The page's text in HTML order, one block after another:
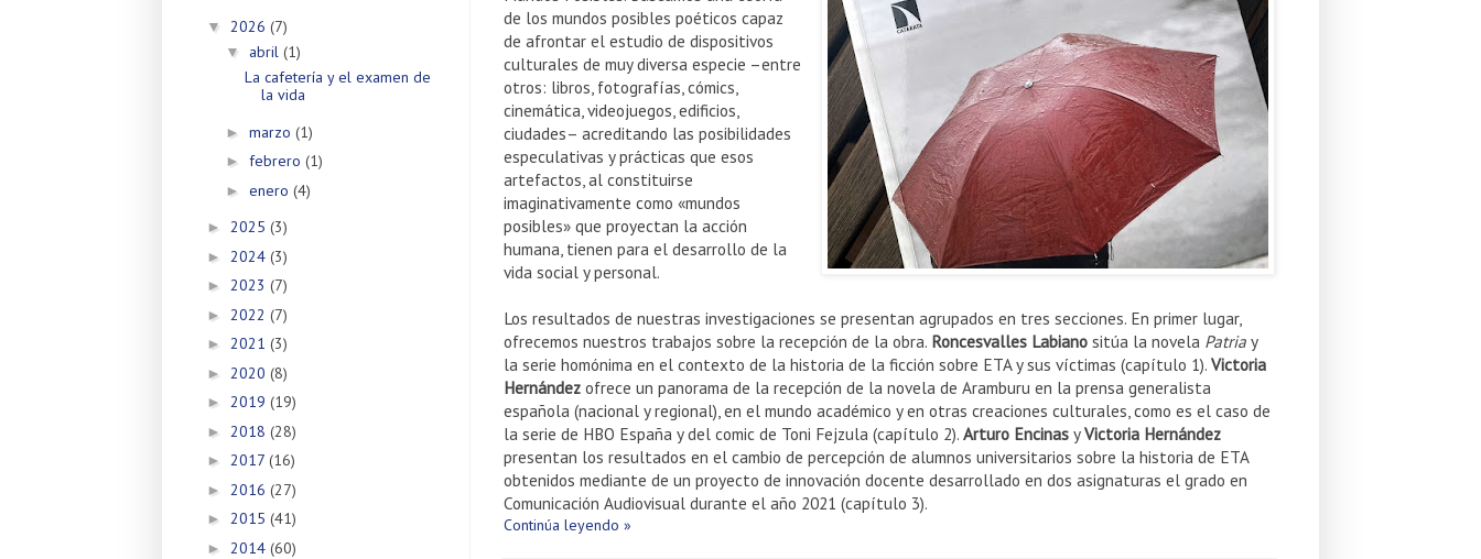
de los mundos posibles poéticos capaz
de afrontar el estudio de dispositivos
culturales de muy diversa especie –entre
otros: libros, fotografías, cómics,
cinemática, videojuegos, edificios,
ciudades– acreditando las posibilidades
especulativas y prácticas que esos
artefactos, al constituirse
imaginativamente como «mundos
posibles» que proyectan la acción
humana, tienen para el desarrollo de la
vida social y personal.
Los resultados de nuestras investigaciones se presentan agrupados en tres secciones. En primer lugar,
ofrecemos nuestros trabajos sobre la recepción de la obra. Roncesvalles Labiano sitúa la novela Patria y
la serie homónima en el contexto de la historia de la ficción sobre ETA y sus víctimas (capítulo 1). Victoria
Hernández ofrece un panorama de la recepción de la novela de Aramburu en la prensa generalista
española (nacional y regional), en el mundo académico y en otras creaciones culturales, como es el caso de
la serie de HBO España y del comic de Toni Fejzula (capítulo 2). Arturo Encinas yVictoria Hernández
presentan los resultados en el cambio de percepción de alumnos universitarios sobre la historia de ETA
obtenidos mediante de un proyecto de innovación docente desarrollado en dos asignaturas el grado en
Comunicación Audiovisual durante el año 2021 (capítulo 3).
Continúa leyendo »
▼ 2026 (7)
▼ abril (1)
La cafetería y el examen de
la vida
► marzo (1)
► febrero (1)
► enero (4)
► 2025 (3)
► 2024 (3)
► 2023 (7)
► 2022 (7)
► 2021 (3)
► 2020 (8)
► 2019 (19)
► 2018 (28)
► 2017 (16)
► 2016 (27)
► 2015 (41)
► 2014 (60)